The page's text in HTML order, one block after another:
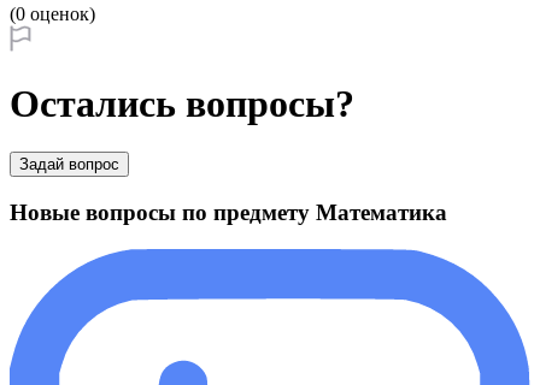
(0 оценок)
Остались вопросы?
Задай вопрос
Новые вопросы по предмету Математика